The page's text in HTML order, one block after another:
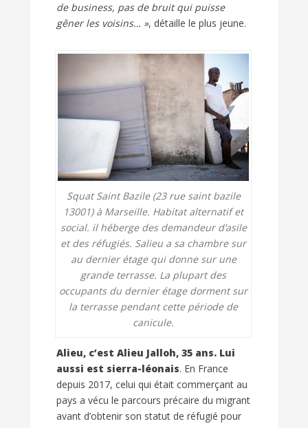
de business, pas de bruit qui puisse
gêner les voisins… », détaille le plus jeune.
Squat Saint Bazile (23 rue saint bazile
13001) à Marseille. Habitat alternatif et
social. il héberge des demandeur d’asile
et des réfugiés. Salieu a sa chambre sur
au dernier étage qui donne sur une
grande terrasse. La plupart des
occupants du dernier étage dorment sur
la terrasse pendant cette période de
canicule.
Alieu, c’est Alieu Jalloh, 35 ans. Lui
aussi est sierra-léonais. En France
depuis 2017, celui qui était commerçant au
pays a vécu le parcours précaire du migrant
avant d’obtenir son statut de réfugié pour